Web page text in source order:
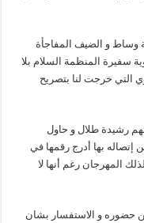
وساط و الضيف المفاجأة
سفيرة المنظمة السلام بلا
التي خرجت لنا بتصريح
رشيدة طلال و حاول
أنه بعد فترة من إتصاله بها أدرج رقمها في
المهرجان رغم أنها لا
حضوره و الاستفسار بشان